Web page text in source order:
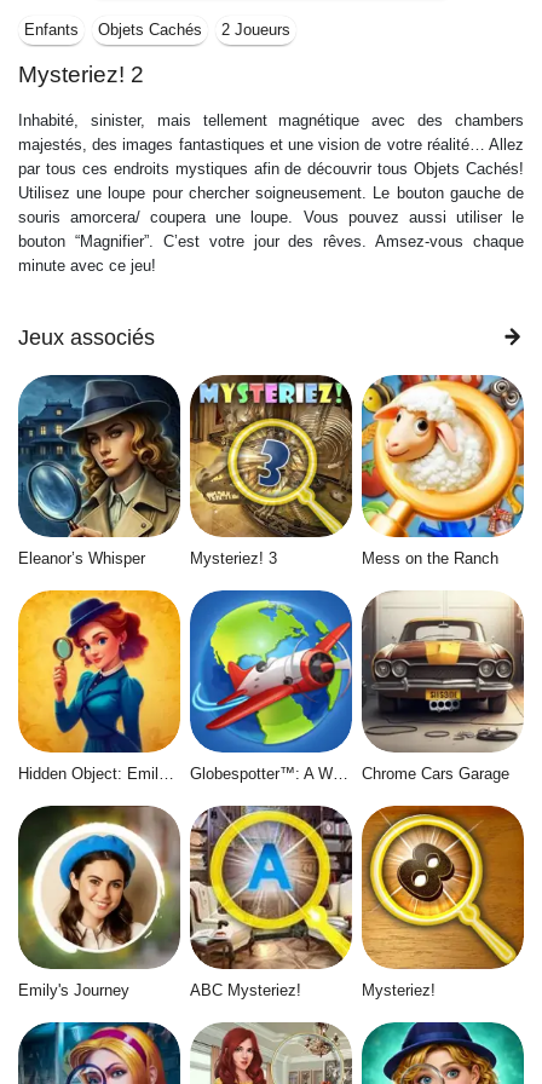
Enfants Objets Cachés 2 Joueurs
Mysteriez! 2
Inhabité, sinister, mais tellement magnétique avec des chambers
majestés, des images fantastiques et une vision de votre réalité… Allez
par tous ces endroits mystiques afin de découvrir tous Objets Cachés!
Utilisez une loupe pour chercher soigneusement. Le bouton gauche de
souris amorcera/ coupera une loupe. Vous pouvez aussi utiliser le
bouton “Magnifier”. C’est votre jour des rêves. Amsez-vous chaque
minute avec ce jeu!
Jeux associés
Eleanor’s Whisper Mysteriez! 3 Mess on the Ranch
Hidden Object: Emily's Case Globespotter™: A World of Difference™ Chrome Cars Garage
Emily's Journey ABC Mysteriez! Mysteriez!